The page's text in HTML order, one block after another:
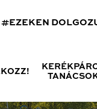
#EZEKEN